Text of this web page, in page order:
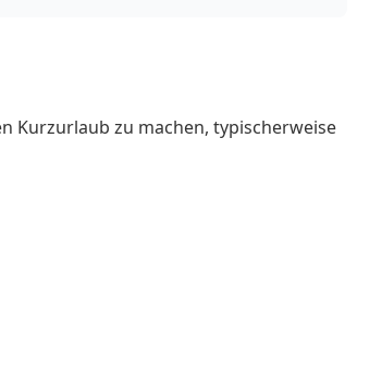
Kurzurlaub zu machen, typischerweise